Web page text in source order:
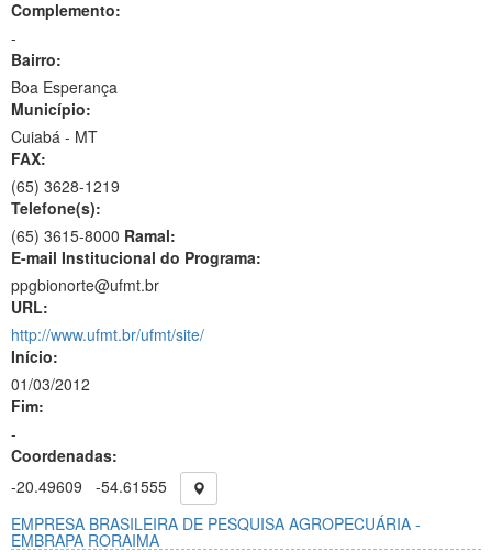
Complemento:
-
Bairro:
Boa Esperança
Município:
Cuiabá - MT
FAX:
(65) 3628-1219
Telefone(s):
(65) 3615-8000 Ramal:
E-mail Institucional do Programa:
ppgbionorte@ufmt.br
URL:
http://www.ufmt.br/ufmt/site/
Início:
01/03/2012
Fim:
-
Coordenadas:
-20.49609
-54.61555
EMPRESA BRASILEIRA DE PESQUISA AGROPECUÁRIA -
EMBRAPA RORAIMA